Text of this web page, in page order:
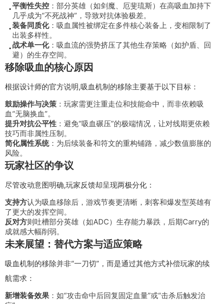
平衡性失控 ：部分英雄（如剑魔、厄斐琉斯）在高吸血加持下
几乎成为“不死战神”，导致对抗体验极差。
装备同质化：吸血属性被绑定在多件核心装备上，变相限制了
出装多样性。
战术单一化：吸血流的强势挤压了其他生存策略（如护盾、回
避）的生存空间。
移除吸血的核心原因
根据设计师的官方说明,吸血机制的移除主要基于以下目标：
鼓励操作与决策 ：玩家需更注重走位和技能命中，而非依赖吸
血“无脑换血”。
提升对抗公平性 ：避免“吸血碾压”的极端情况，让对线期更依赖
技巧而非属性压制。
简化属性系统：为后续装备和符文的重构铺路，减少数值膨胀的
风险。
玩家社区的争议
尽管改动意图明确,玩家反馈却呈现两极分化：
支持方认为吸血移除后，游戏节奏更清晰，刺客和爆发型英雄有
了更大的发挥空间。
反对方则吐槽部分英雄（如ADC）生存能力暴跌，后期Carry的
成就感大幅削弱。
未来展望：替代方案与适应策略
吸血机制的移除并非“一刀切”，而是通过其他方式补偿玩家的续
航需求：
新增装备效果 ：如“攻击命中后回复固定血量”或“击杀后触发治